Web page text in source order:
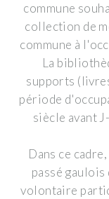
commune
collection de
commune à
La
supports
période
siècle avant
Dans ce
passé
volontaire